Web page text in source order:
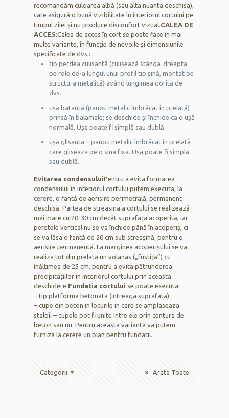
recomandăm culoarea albă (sau alta nuanta deschisa),
care asigură o bună vizibilitate în interiorul cortului pe
timpul zilei și nu produce disconfort vizual.CALEA DE
ACCES:Calea de acces în cort se poate face în mai
multe variante, în funcție de nevoile și dimensiunile
specificate de dvs.:
tip perdea culisantă (culisează stânga-dreapta
pe role de-a lungul unui profil tip șină, montat pe
structura metalică) având lungimea dorită de
dvs.
ușă batantă (panou metalic îmbrăcat în prelată)
prinsă în balamale; se deschide și închide ca o ușă
normală. Ușa poate fi simplă sau dublă.
ușă glisanta – panou metalic îmbrăcat în prelată
care gliseaza pe o sina fixa. Ușa poate fi simplă
sau dublă.
Evitarea condensuluiPentru a evita formarea
condensului în interiorul cortului putem executa, la
cerere, o fantă de aerisire perimetrală, permanent
deschisă. Partea de streasina a cortului se realizează
mai mare cu 20-30 cm decât suprafața acoperită, iar
peretele vertical nu se va închide până în acoperiș, ci
se va lăsa o fantă de 20 cm sub streașină, pentru o
aerisire permanentă. La marginea acoperișului se va
realiza tot din prelată un volanas („fustiță”) cu
înălțimea de 25 cm, pentru a evita pătrunderea
precipitațiilor în interiorul cortului prin aceasta
deschidere.Fundatia cortului se poate executa:
– tip platforma betonata (intreaga suprafata)
– cupe din beton in locurile in care se amplaseaza
stalpii – cupele pot fi unite intre ele prin centura de
beton sau nu. Pentru aceasta varianta va putem
furniza la cerere un plan pentru fundatii.
Categorii Arata Toate